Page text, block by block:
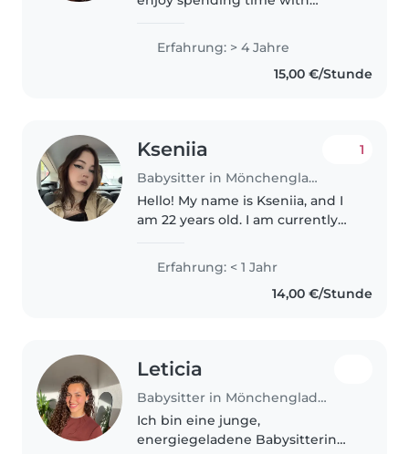
arts and crafts, reading stories, or
simply being there for them.
Through my experience as..
Erfahrung: > 4 Jahre
15,00 €/Stunde
Kseniia
Babysitter in Mönchengladbach
1
Hello! My name is Kseniia, and I
am 22 years old. I am currently
work alongside my studies while
helping other people. I enjoy
babysitting and helping..
Erfahrung: < 1 Jahr
14,00 €/Stunde
Leticia
Babysitter in Mönchengladbach
Ich bin eine junge,
energiegeladene Babysitterin